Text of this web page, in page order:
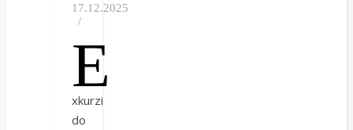
17.12.2025
/
E
xkurzi
do